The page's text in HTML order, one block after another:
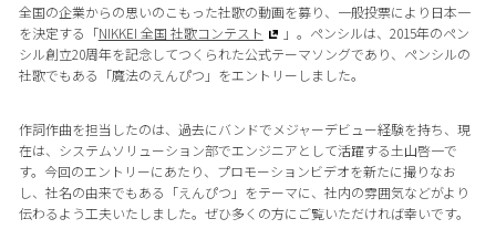
全国の企業からの思いのこもった社歌の動画を募り、一般投票により日本一
を決定する「NIKKEI 全国 社歌コンテスト
」。ペンシルは、2015年のペン
シル創立20周年を記念してつくられた公式テーマソングであり、ペンシルの
社歌でもある「魔法のえんぴつ」をエントリーしました。
作詞作曲を担当したのは、過去にバンドでメジャーデビュー経験を持ち、現
在は、システムソリューション部でエンジニアとして活躍する土山啓一で
す。今回のエントリーにあたり、プロモーションビデオを新たに撮りなお
し、社名の由来でもある「えんぴつ」をテーマに、社内の雰囲気などがより
伝わるよう工夫いたしました。ぜひ多くの方にご覧いただければ幸いです。